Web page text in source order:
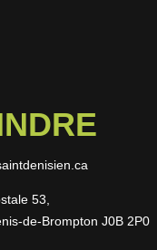
53,
de-Brompton J0B 2P0